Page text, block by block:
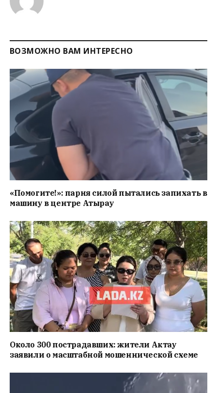
ВОЗМОЖНО ВАМ ИНТЕРЕСНО
«Помогите!»: парня силой пытались запихать в
машину в центре Атырау
Около 300 пострадавших: жители Актау
заявили о масштабной мошеннической схеме